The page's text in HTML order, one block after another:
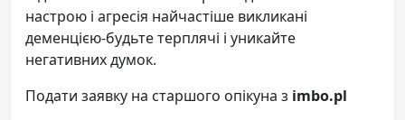
настрою і агресія найчастіше викликані
деменцією-будьте терплячі і уникайте
негативних думок.
Подати заявку на старшого опікуна з imbo.pl